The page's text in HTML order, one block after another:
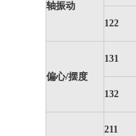
轴振动
122
偏心/摆度
131
132
211